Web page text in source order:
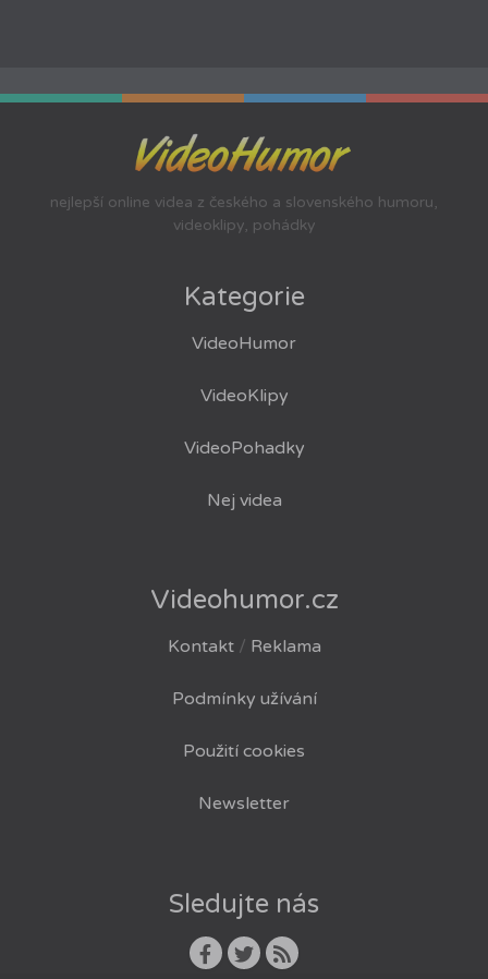
nejlepší online videa z českého a slovenského humoru,
videoklipy, pohádky
Kategorie
VideoHumor
VideoKlipy
VideoPohadky
Nej videa
Videohumor.cz
Kontakt/ Reklama
Podmínky užívání
Použití cookies
Newsletter
Sledujte nás